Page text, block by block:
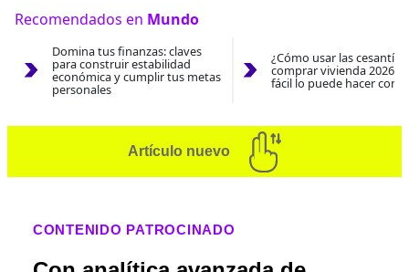
Recomendados en Mundo
Domina tus finanzas: claves
para construir estabilidad
económica y cumplir tus metas
personales
¿Cómo usar las
comprar vivienda 2026?
fácil lo puede hacer con
Artículo nuevo
CONTENIDO PATROCINADO